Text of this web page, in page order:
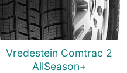
Vredestein Comtrac 2
AllSeason+